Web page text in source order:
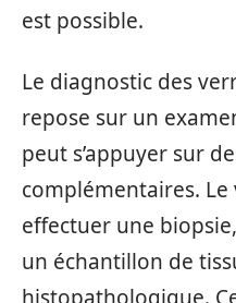
est possible.
Le diagnostic des
repose sur un
peut s’appuyer sur
complémentaires.
effectuer une
un échantillon de
histopathologique.